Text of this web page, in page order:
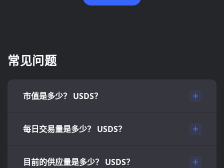
常见问题
市值是多少？ USDS？
每日交易量是多少？ USDS？
目前的供应量是多少？ USDS？